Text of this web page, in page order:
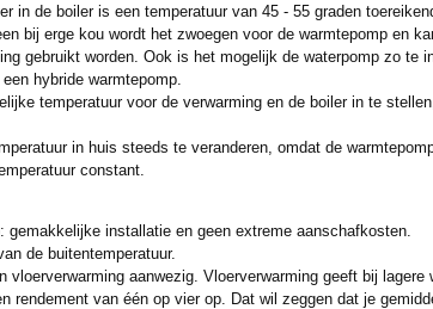
in de boiler is een temperatuur van 45 - 55 graden
bij erge kou wordt het zwoegen voor de warmtepomp en
gebruikt worden. Ook is het mogelijk de waterpomp zo te
hybride warmtepomp.
temperatuur voor de verwarming en de boiler in te
in huis steeds te veranderen, omdat de
constant.
gemakkelijke installatie en geen extreme aanschafkosten.
de buitentemperatuur.
aanwezig. Vloerverwarming geeft bij lagere
rendement van één op vier op. Dat wil zeggen dat je